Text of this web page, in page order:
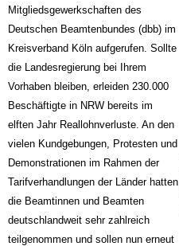
Mitgliedsgewerkschaften des
Deutschen Beamtenbundes (dbb) im
Kreisverband Köln aufgerufen. Sollte
die Landesregierung bei Ihrem
Vorhaben bleiben, erleiden 230.000
Beschäftigte in NRW bereits im
elften Jahr Reallohnverluste. An den
vielen Kundgebungen, Protesten und
Demonstrationen im Rahmen der
Tarifverhandlungen der Länder hatten
die Beamtinnen und Beamten
deutschlandweit sehr zahlreich
teilgenommen und sollen nun erneut